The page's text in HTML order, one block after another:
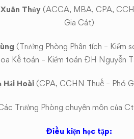
Thủy (ACCA, MBA, CPA,
Gia Cát)
(Trưởng Phòng Phân tích – Kiểm
Kế toán – Kiểm toán ĐH Nguyễn
Hải Hoài (CPA, CCHN Thuế – Phó
Trưởng Phòng chuyên môn của
Điều kiện học tập: